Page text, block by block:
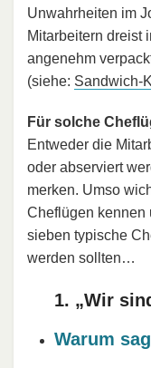
Unwahrheiten im
Mitarbeitern dreist
angenehm
(siehe: Sandwich-
Für solche
Entweder die
oder abserviert
merken. Umso
Cheflügen kennen
sieben typische
werden sollten…
1. „Wir
Warum